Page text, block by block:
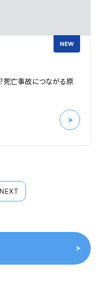
NEW
死亡事故につながる原
NEXT